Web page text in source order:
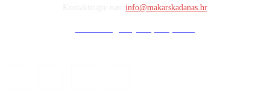
info@makarskadanas.hr